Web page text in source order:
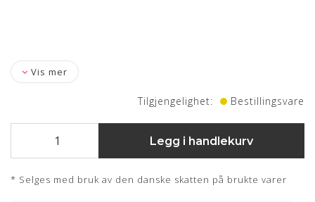
Vis mer
Tilgjengelighet: Bestillingsvare
Legg i handlekurv
* Selges med bruk av den danske skatten på brukte varer